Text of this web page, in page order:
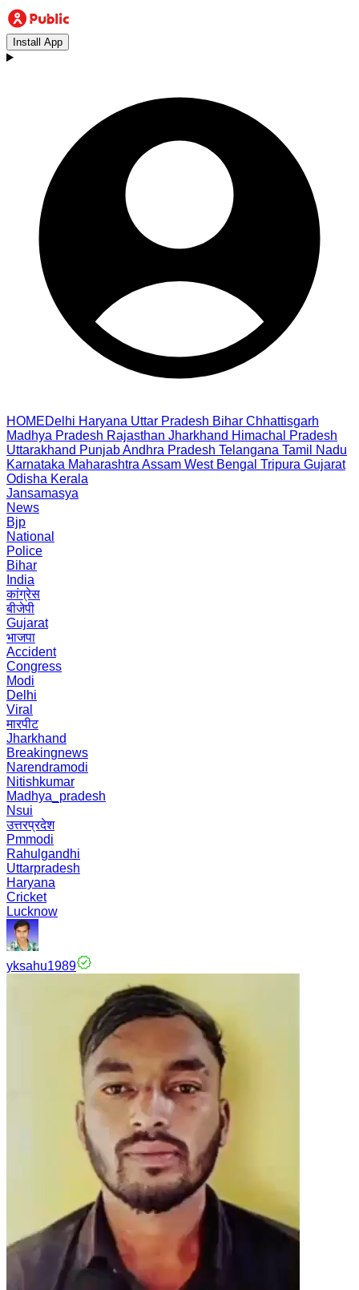
Install App
HOMEDelhi Haryana Uttar Pradesh Bihar Chhattisgarh
Madhya Pradesh Rajasthan Jharkhand Himachal Pradesh
Uttarakhand PunjabAndhra Pradesh Telangana Tamil Nadu
Karnataka Maharashtra Assam West Bengal Tripura Gujarat
Odisha Kerala
Jansamasya
News
Bjp
National
Police
Bihar
India
कांग्रेस
बीजेपी
Gujarat
भाजपा
Accident
Congress
Modi
Delhi
Viral
मारपीट
Jharkhand
Breakingnews
Narendramodi
Nitishkumar
Madhya_pradesh
Nsui
उत्तरप्रदेश
Pmmodi
Rahulgandhi
Uttarpradesh
Haryana
Cricket
Lucknow
yksahu1989